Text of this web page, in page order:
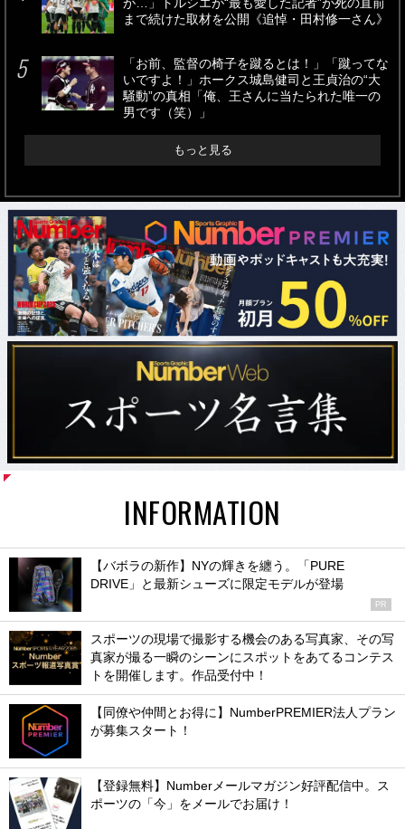
が…」トルシエが“最も愛した記者”が死の直前
まで続けた取材を公開《追悼・田村修一さん》
「お前、監督の椅子を蹴るとは！」「蹴ってな
いですよ！」ホークス城島健司と王貞治の“大
騒動”の真相「俺、王さんに当たられた唯一の
男です（笑）」
もっと見る
INFORMATION
【バボラの新作】NYの輝きを纏う。「PURE
DRIVE」と最新シューズに限定モデルが登場
PR
スポーツの現場で撮影する機会のある写真家、その写
真家が撮る一瞬のシーンにスポットをあてるコンテス
トを開催します。作品受付中！
【同僚や仲間とお得に】NumberPREMIER法人プラン
が募集スタート！
【登録無料】Numberメールマガジン好評配信中。ス
ポーツの「今」をメールでお届け！